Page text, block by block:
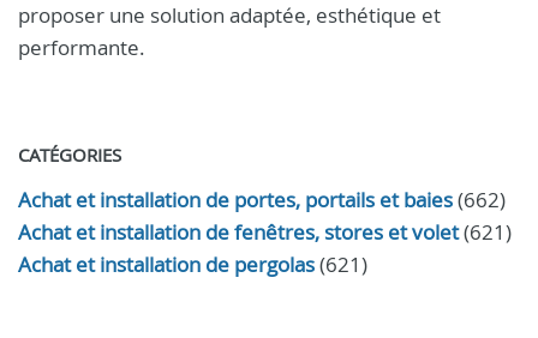
proposer une solution adaptée, esthétique et
performante.
CATÉGORIES
Achat et installation de portes, portails et baies(662)
Achat et installation de fenêtres, stores et volet(621)
Achat et installation de pergolas(621)